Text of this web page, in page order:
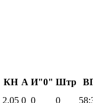
КН А И"0" Штр
2.05 0 0 0